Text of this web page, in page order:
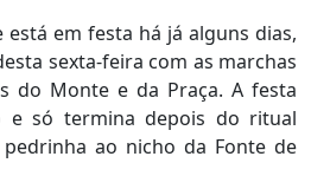
está em festa há já alguns dias,
sexta-feira com as marchas
do Monte e da Praça. A festa
e só termina depois do ritual
ao nicho da Fonte de